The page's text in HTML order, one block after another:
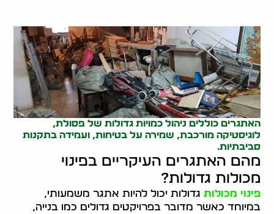
האתגרים כוללים ניהול כמויות גדולות של פסולת,
לוגיסטיקה מורכבת, שמירה על בטיחות, ועמידה בתקנות
סביבתיות.
מהם האתגרים העיקריים בפינוי
מכולות גדולות?
פינוי מכולות גדולות יכול להיות אתגר משמעותי,
במיוחד כאשר מדובר בפרויקטים גדולים כמו בנייה,